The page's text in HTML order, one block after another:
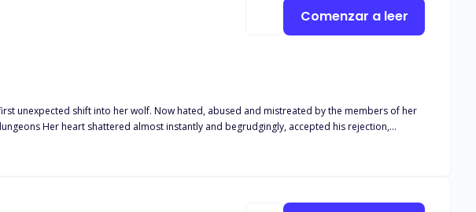
his rejection,
Comenzar a leer